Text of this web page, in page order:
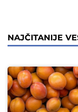
NAJČITANIJE